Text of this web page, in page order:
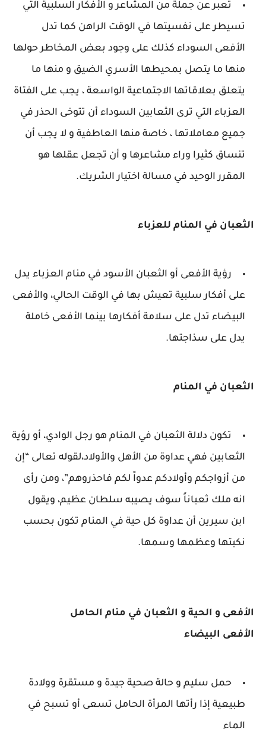
تعبر عن جملة من المشاعر و الأفكار السلبية التي
تسيطر على نفسيتها في الوقت الراهن كما تدل
الأفعى السوداء كذلك على وجود بعض المخاطر حولها
منها ما يتصل بمحيطها الأسري الضيق و منها ما
يتعلق بعلاقاتها الاجتماعية الواسعة ، يجب على الفتاة
العزباء التي ترى الثعابين السوداء أن تتوخى الحذر في
جميع معاملاتها ، خاصة منها العاطفية و لا يجب أن
تنساق كثيرا وراء مشاعرها و أن تجعل عقلها هو
المقرر الوحيد في مسالة اختيار الشريك.
الثعبان في المنام للعزباء
رؤية الأفعى أو الثعبان الأسود في منام العزباء يدل
على أفكار سلبية تعيش بها في الوقت الحالي، والأفعى
البيضاء تدل على سلامة أفكارها بينما الأفعى خاملة
يدل على سذاجتها.
الثعبان في المنام
تكون دلالة الثعبان في المنام هو رجل الوادي، أو رؤية
الثعابين فهي عداوة من الأهل والأولاد،لقوله تعالى “إن
من أزواجكم وأولادكم عدواً لكم فاحذروهم”، ومن رأى
انه ملك ثعباناً سوف يصيبه سلطان عظيم، ويقول
ابن سيرين أن عداوة كل حية في المنام تكون بحسب
نكبتها وعظمها وسمها.
الأفعى و الحية و الثعبان في منام الحامل
الأفعى البيضاء
حمل سليم و حالة صحية جيدة و مستقرة وولادة
طبيعية إذا رأتها المرأة الحامل تسعى أو تسبح في
الماء